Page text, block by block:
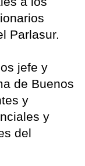
Parlasur.
jefe y
de Buenos
y
y
del